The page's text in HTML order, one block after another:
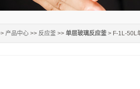
产品中心 >> 反应釜 >> 单层玻璃反应釜 > F-1L-50L